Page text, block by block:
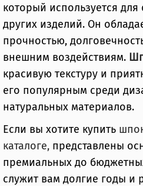
который используется
других изделий. Он
прочностью,
внешним воздействиям.
красивую текстуру и
его популярным среди
натуральных материалов.
Если вы хотите купить
каталоге, представлены
премиальных до
служит вам долгие годы и